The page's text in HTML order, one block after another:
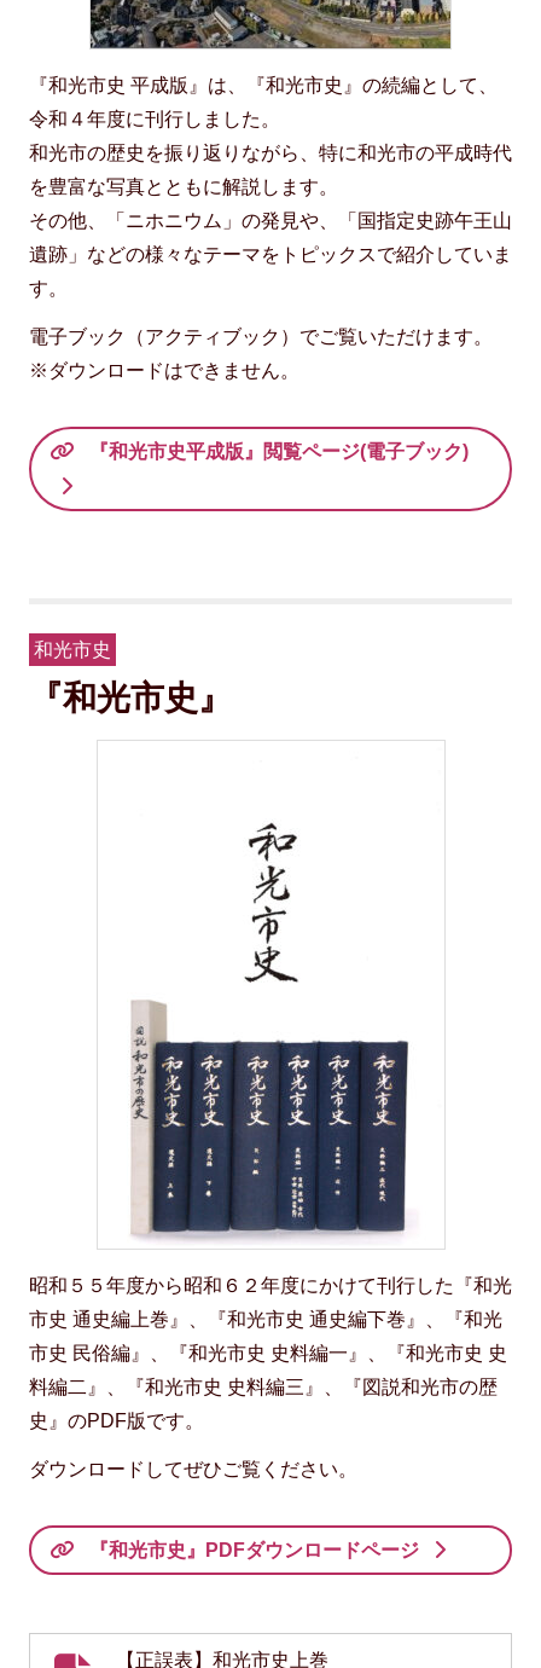
『和光市史 平成版』は、『和光市史』の続編として、
令和４年度に刊行しました。
和光市の歴史を振り返りながら、特に和光市の平成時代
を豊富な写真とともに解説します。
その他、「ニホニウム」の発見や、「国指定史跡午王山
遺跡」などの様々なテーマをトピックスで紹介していま
す。
電子ブック（アクティブック）でご覧いただけます。
※ダウンロードはできません。
『和光市史平成版』閲覧ページ(電子ブック)
和光市史
『和光市史』
昭和５５年度から昭和６２年度にかけて刊行した『和光
市史 通史編上巻』、『和光市史 通史編下巻』、『和光
市史 民俗編』、『和光市史 史料編一』、『和光市史 史
料編二』、『和光市史 史料編三』、『図説和光市の歴
史』のPDF版です。
ダウンロードしてぜひご覧ください。
『和光市史』PDFダウンロードページ
【正誤表】和光市史上巻